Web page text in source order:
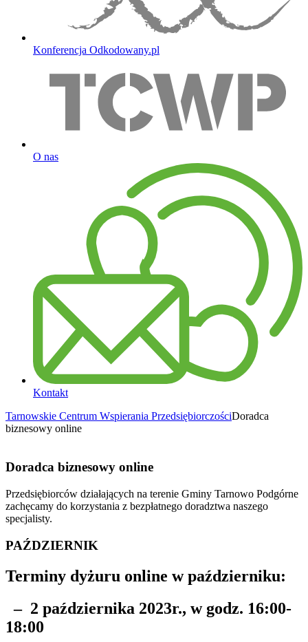
Konferencja Odkodowany.pl
O nas
Kontakt
Tarnowskie Centrum Wspierania PrzedsiębiorczościDoradca
biznesowy online
Doradca biznesowy online
Przedsiębiorców działających na terenie Gminy Tarnowo Podgórne
zachęcamy do korzystania z bezpłatnego doradztwa naszego
specjalisty.
PAŹDZIERNIK
Terminy dyżuru online w październiku:
– 2 października 2023r., w godz. 16:00-
18:00